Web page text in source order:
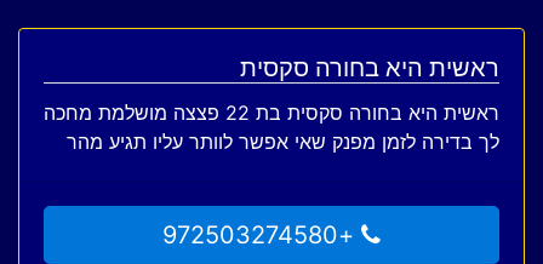
ראשית היא בחורה סקסית
ראשית היא בחורה סקסית בת 22 פצצה מושלמת מחכה
לך בדירה לזמן מפנק שאי אפשר לוותר עליו תגיע מהר
+972503274580